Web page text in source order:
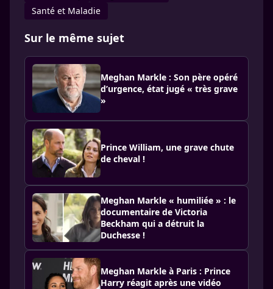
Santé et Maladie
Sur le même sujet
Meghan Markle : Son père opéré
d’urgence, état jugé « très grave
»
Prince William, une grave chute
de cheval !
Meghan Markle « humiliée » : le
documentaire de Victoria
Beckham qui a détruit la
Duchesse !
Meghan Markle à Paris : Prince
Harry réagit après une vidéo